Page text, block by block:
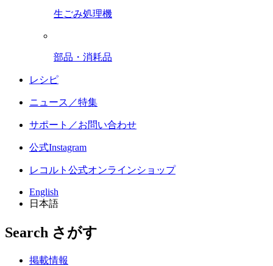
生ごみ処理機
部品・消耗品
レシピ
ニュース／特集
サポート／お問い合わせ
公式Instagram
レコルト公式オンラインショップ
English
日本語
Search さがす
掲載情報